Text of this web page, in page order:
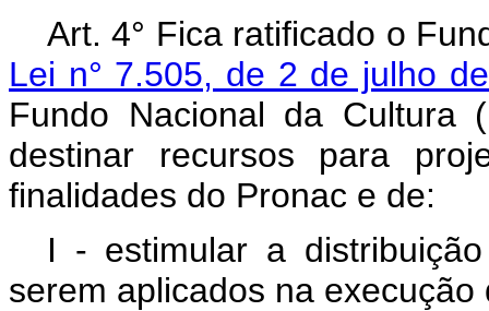
Art. 4° Fica ratificado o
Lei n° 7.505, de 2 de julho
Fundo Nacional da Cultura
destinar recursos para
finalidades do Pronac e de:
I - estimular a
serem aplicados na